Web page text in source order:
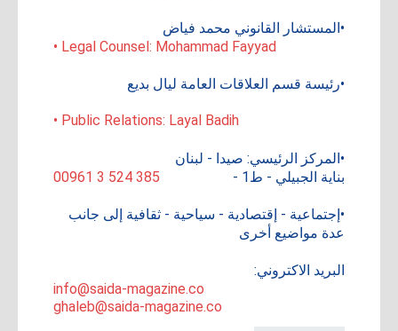
•المستشار القانوني محمد فياض
• Legal Counsel: Mohammad Fayyad
•رئيسة قسم العلاقات العامة ليال بديع
• Public Relations: Layal Badih
•المركز الرئيسي: صيدا - لبنان
بناية الجبيلي - ط1 -
00961 3 524 385
•إجتماعية - إقتصادية - سياحية - ثقافية إلى جانب
عدة مواضيع أخرى
البريد الاكتروني:
info@saida-magazine.co
ghaleb@saida-magazine.co